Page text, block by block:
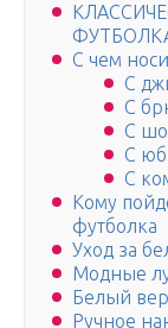
С чем
С
С
С
С
С
Кому
футболка
Уход за
Модные
Белый
Ручное